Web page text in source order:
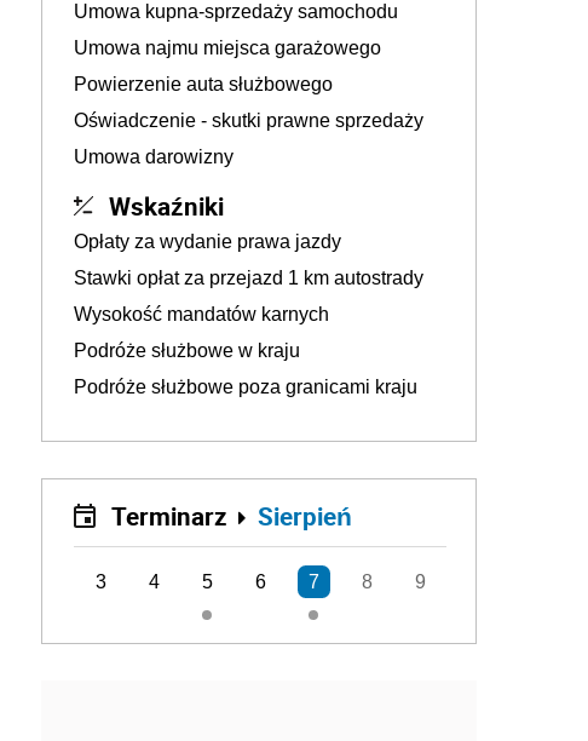
Umowa kupna-sprzedaży samochodu
Umowa najmu miejsca garażowego
Powierzenie auta służbowego
Oświadczenie - skutki prawne sprzedaży
Umowa darowizny
Wskaźniki
Opłaty za wydanie prawa jazdy
Stawki opłat za przejazd 1 km autostrady
Wysokość mandatów karnych
Podróże służbowe w kraju
Podróże służbowe poza granicami kraju
Terminarz Sierpień
3 4 5 6 7 8 9